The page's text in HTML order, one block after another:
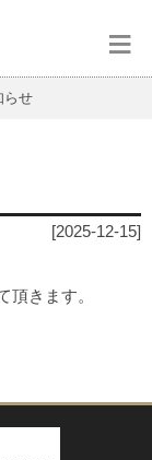
≡
らせ
[2025-12-15]
頂きます。